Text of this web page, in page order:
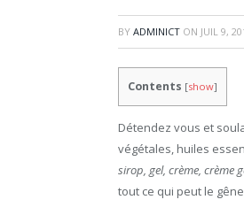
BY ADMINICT ON JUIL 9,
Contents [show]
Détendez vous et
végétales, huiles
sirop, gel, crème, crème
tout ce qui peut le